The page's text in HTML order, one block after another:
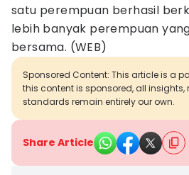
satu perempuan berhasil
lebih banyak perempuan
bersama. (WEB)
Sponsored Content: This article is a
this content is sponsored, all insights,
standards remain entirely our own.
Share Article